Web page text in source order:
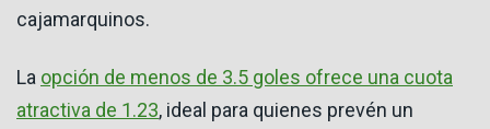
cajamarquinos.
La opción de menos de 3.5 goles ofrece una cuota
atractiva de 1.23, ideal para quienes prevén un